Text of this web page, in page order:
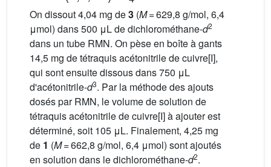
On dissout 4,04 mg de3 (M= 629,8 g/mol, 6,4
μmol) dans 500 μL de dichlorométhane-d2
dans un tube RMN. On pèse en boîte à gants
14,5 mg de tétraquis acétonitrile de cuivre[I],
qui sont ensuite dissous dans 750 μL
d'acétonitrile-d3. Par la méthode des ajouts
dosés par RMN, le volume de solution de
tétraquis acétonitrile de cuivre[I] à ajouter est
déterminé, soit 105 μL. Finalement, 4,25 mg
de 1 (M= 662,8 g/mol, 6,4 μmol) sont ajoutés
en solution dans le dichlorométhane-d2.